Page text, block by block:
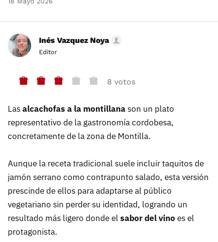
Inés Vazquez Noya
Editor
8 votos
Lasalcachofas a la montillanason un plato
representativo de la gastronomía cordobesa,
concretamente de la zona de Montilla.
Aunque la receta tradicional suele incluir taquitos de
jamón serrano como contrapunto salado, esta versión
prescinde de ellos para adaptarse al público
vegetariano sin perder su identidad, logrando un
resultado más ligero donde el sabor del vino es el
protagonista.